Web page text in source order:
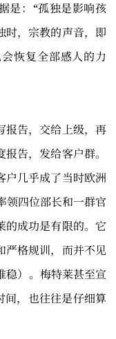
是：“孤独是影响孩
时，宗教的声音，即
恢复全部感人的力
报告，交给上级，再
告，发给客户群。
户几乎成了当时欧洲
领四位部长和一群官
的成功是有限的。它
严格规训，而并不见
稳）。梅特莱甚至宣
间，也往往是仔细算